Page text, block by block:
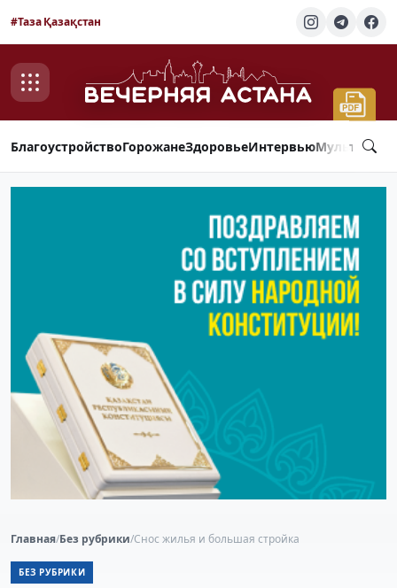
#Таза Қазақстан
БлагоустройствоГорожанеЗдоровьеИнтервью
Главная/Без рубрики/Снос жилья и большая стройка
БЕЗ РУБРИКИ